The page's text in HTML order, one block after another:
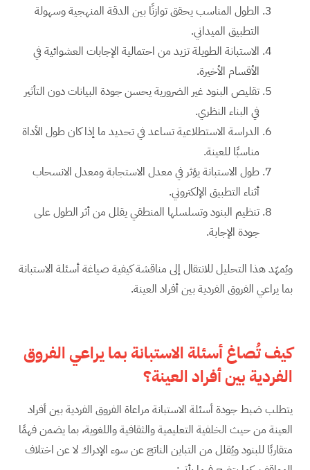
الطول المناسب يحقق توازنًا بين الدقة المنهجية وسهولة
التطبيق الميداني.
الاستبانة الطويلة تزيد من احتمالية الإجابات العشوائية في
الأقسام الأخيرة.
تقليص البنود غير الضرورية يحسن جودة البيانات دون التأثير
في البناء النظري.
الدراسة الاستطلاعية تساعد في تحديد ما إذا كان طول الأداة
مناسبًا للعينة.
طول الاستبانة يؤثر في معدل الاستجابة ومعدل الانسحاب
أثناء التطبيق الإلكتروني.
تنظيم البنود وتسلسلها المنطقي يقلل من أثر الطول على
جودة الإجابة.
ويُمهّد هذا التحليل للانتقال إلى مناقشة كيفية صياغة أسئلة الاستبانة
بما يراعي الفروق الفردية بين أفراد العينة.
كيف تُصاغ أسئلة الاستبانة بما يراعي الفروق
الفردية بين أفراد العينة؟
يتطلب ضبط جودة أسئلة الاستبانة مراعاة الفروق الفردية بين أفراد
العينة من حيث الخلفية التعليمية والثقافية واللغوية، بما يضمن فهمًا
متقاربًا للبنود ويُقلل من التباين الناتج عن سوء الإدراك لا عن اختلاف